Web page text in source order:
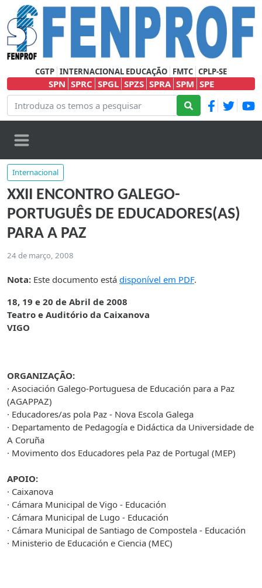
CGTP INTERNACIONAL EDUCAÇÃO FMTC CPLP-SE
SPN SPRC SPGL SPZS SPRA SPM SPE
Internacional
XXII ENCONTRO GALEGO-
PORTUGUÊS DE EDUCADORES(AS)
PARA A PAZ
24 de março, 2008
Nota: Este documento está disponível em PDF.
18, 19 e 20 de Abril de 2008
Teatro e Auditório da Caixanova
VIGO
ORGANIZAÇÃO:
· Asociación Galego-Portuguesa de Educación para a Paz
(AGAPPAZ)
· Educadores/as pola Paz - Nova Escola Galega
· Departamento de Pedagogía e Didáctica da Universidade de
A Coruña
· Movimento dos Educadores pela Paz de Portugal (MEP)
APOIO:
· Caixanova
· Cámara Municipal de Vigo - Educación
· Cámara Municipal de Lugo - Educación
· Cámara Municipal de Santiago de Compostela - Educación
· Ministerio de Educación e Ciencia (MEC)